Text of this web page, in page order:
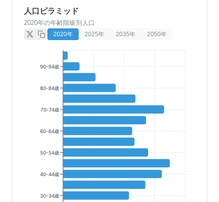
人口ピラミッド
2020年の年齢階級別人口
2020年 2025年 2035年 2050年
90-94歳
80-84歳
70-74歳
60-64歳
50-54歳
40-44歳
30-34歳